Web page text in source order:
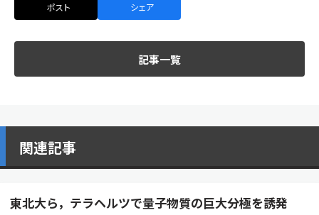
ポスト シェア
記事一覧
関連記事
東北大ら，テラヘルツで量子物質の巨大分極を誘発